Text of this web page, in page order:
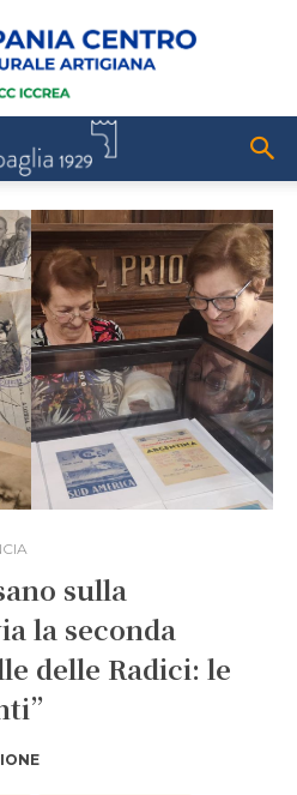
sulla
la seconda
delle Radici: le